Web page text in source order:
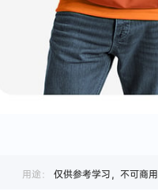
用途： 仅供参考学习，不可商用